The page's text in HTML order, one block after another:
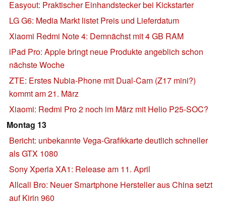
Easyout: Praktischer Einhandstecker bei Kickstarter
LG G6: Media Markt listet Preis und Lieferdatum
Xiaomi Redmi Note 4: Demnächst mit 4 GB RAM
iPad Pro: Apple bringt neue Produkte angeblich schon
nächste Woche
ZTE: Erstes Nubia-Phone mit Dual-Cam (Z17 mini?)
kommt am 21. März
Xiaomi: Redmi Pro 2 noch im März mit Helio P25-SOC?
Montag 13
Bericht: unbekannte Vega-Grafikkarte deutlich schneller
als GTX 1080
Sony Xperia XA1: Release am 11. April
Allcall Bro: Neuer Smartphone Hersteller aus China setzt
auf Kirin 960